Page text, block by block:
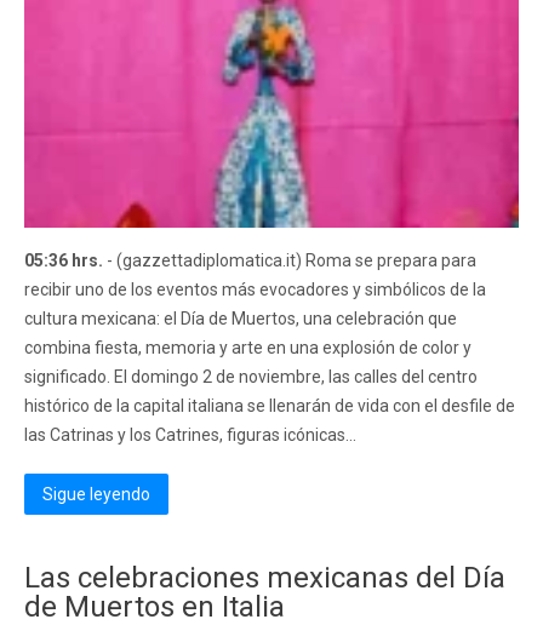
05:36 hrs. - (gazzettadiplomatica.it) Roma se prepara para
recibir uno de los eventos más evocadores y simbólicos de la
cultura mexicana: el Día de Muertos, una celebración que
combina fiesta, memoria y arte en una explosión de color y
significado. El domingo 2 de noviembre, las calles del centro
histórico de la capital italiana se llenarán de vida con el desfile de
las Catrinas y los Catrines, figuras icónicas...
Sigue leyendo
Las celebraciones mexicanas del Día
de Muertos en Italia